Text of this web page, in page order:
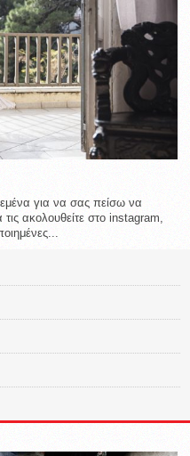
εμένα για να σας πείσω να
ακολουθείτε στο instagram,